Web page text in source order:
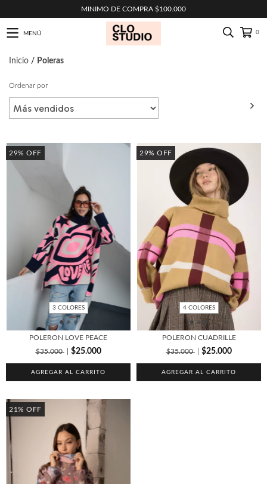
MINIMO DE COMPRA $100.000
MENÚ 0
Inicio / Poleras
Ordenar por
29% OFF
3 COLORES
POLERON LOVE PEACE
$35.000
$25.000
AGREGAR AL CARRITO
29% OFF
4 COLORES
POLERON CUADRILLE
$35.000
$25.000
AGREGAR AL CARRITO
21% OFF